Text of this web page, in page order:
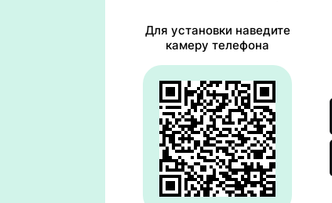
Для установки наведите
камеру телефона